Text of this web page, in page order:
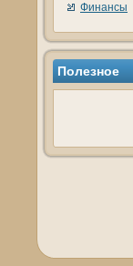
Финансы
Полезное